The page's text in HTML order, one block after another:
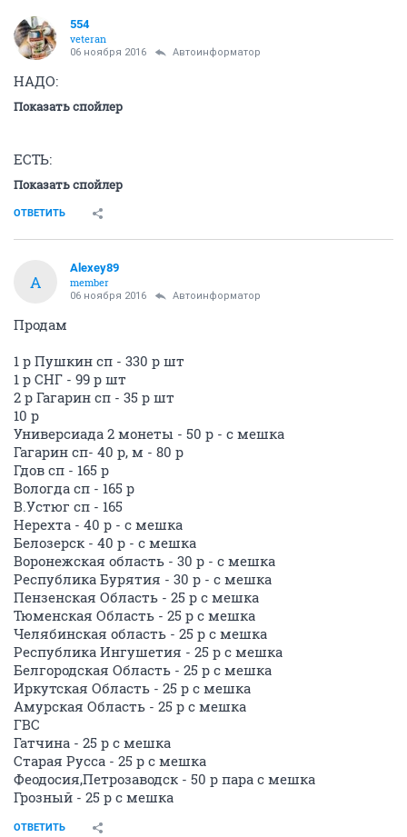
554
veteran
06 ноября 2016 Автоинформатор
НАДО:
Показать спойлер
ЕСТЬ:
Показать спойлер
ОТВЕТИТЬ
A
Alexey89
member
06 ноября 2016 Автоинформатор
Продам
1 р Пушкин сп - 330 р шт
1 р СНГ - 99 р шт
2 р Гагарин сп - 35 р шт
10 р
Универсиада 2 монеты - 50 р - с мешка
Гагарин сп- 40 р, м - 80 р
Гдов сп - 165 р
Вологда сп - 165 р
В.Устюг сп - 165
Нерехта - 40 р - с мешка
Белозерск - 40 р - с мешка
Воронежская область - 30 р - с мешка
Республика Бурятия - 30 р - с мешка
Пензенская Область - 25 р с мешка
Тюменская Область - 25 р с мешка
Челябинская область - 25 р с мешка
Республика Ингушетия - 25 р с мешка
Белгородская Область - 25 р с мешка
Иркутская Область - 25 р с мешка
Амурская Область - 25 р с мешка
ГВС
Гатчина - 25 р с мешка
Старая Русса - 25 р с мешка
Феодосия,Петрозаводск - 50 р пара с мешка
Грозный - 25 р с мешка
ОТВЕТИТЬ